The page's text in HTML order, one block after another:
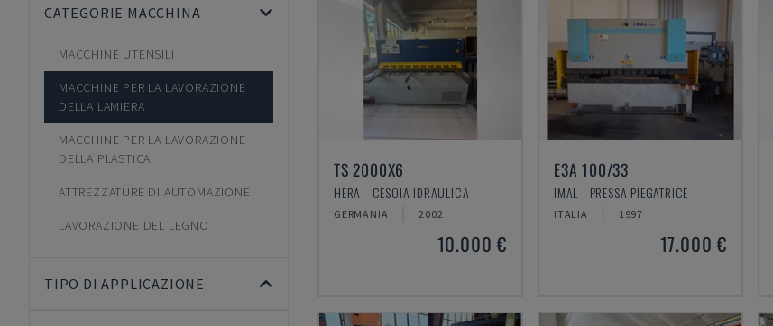
CATEGORIE MACCHINA
MACCHINE UTENSILI
MACCHINE PER LA LAVORAZIONE
DELLA LAMIERA
MACCHINE PER LA LAVORAZIONE
DELLA PLASTICA
ATTREZZATURE DI AUTOMAZIONE
LAVORAZIONE DEL LEGNO
TIPO DI APPLICAZIONE
TS 2000X6
HERA - CESOIA IDRAULICA
GERMANIA 2002
10.000 €
E3A 100/33
IMAL - PRESSA PIEGATRICE
ITALIA 1997
17.000 €